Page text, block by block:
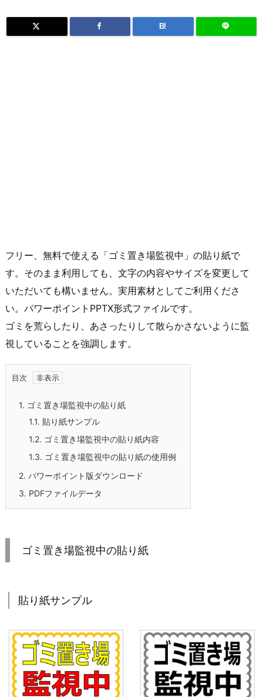
B!
フリー、無料で使える「ゴミ置き場監視中」の貼り紙で
す。そのまま利用しても、文字の内容やサイズを変更して
いただいても構いません。実用素材としてご利用くださ
い。パワーポイントPPTX形式ファイルです。
ゴミを荒らしたり、あさったりして散らかさないように監
視していることを強調します。
目次
1. ゴミ置き場監視中の貼り紙
1.1. 貼り紙サンプル
1.2. ゴミ置き場監視中の貼り紙内容
1.3. ゴミ置き場監視中の貼り紙の使用例
2. パワーポイント版ダウンロード
3. PDFファイルデータ
ゴミ置き場監視中の貼り紙
貼り紙サンプル